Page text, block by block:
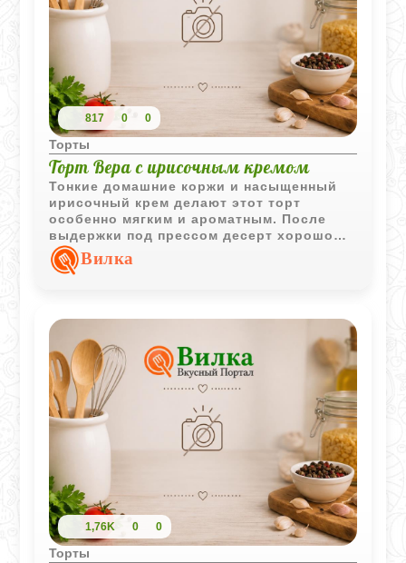
817 0 0
Торты
Торт Вера с ирисочным кремом
Тонкие домашние коржи и насыщенный
ирисочный крем делают этот торт
особенно мягким и ароматным. После
выдержки под прессом десерт хорошо
пропитывается и приобретает плотную
нежную текстуру с приятным
Вилка
1,76K 0 0
Торты